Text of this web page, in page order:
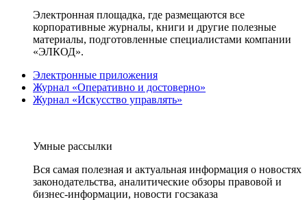
Электронная площадка, где размещаются все
корпоративные журналы, книги и другие полезные
материалы, подготовленные специалистами компании
«ЭЛКОД».
Электронные приложения
Журнал «Оперативно и достоверно»
Журнал «Искусство управлять»
Умные рассылки
Вся самая полезная и актуальная информация о новостях
законодательства, аналитические обзоры правовой и
бизнес-информации, новости госзаказа